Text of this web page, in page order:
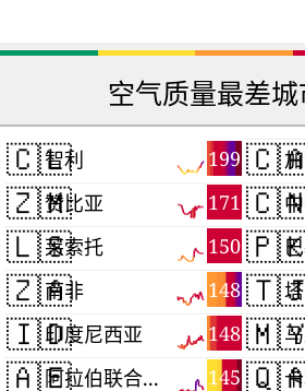
空气质量最差城
🇨🇱 199
智利
🇿🇲 171
赞比亚
🇱🇸 150
莱索托
🇿🇦 148
南非
🇮🇩 148
印度尼西亚
🇦🇪 145
阿拉伯联合酋长国